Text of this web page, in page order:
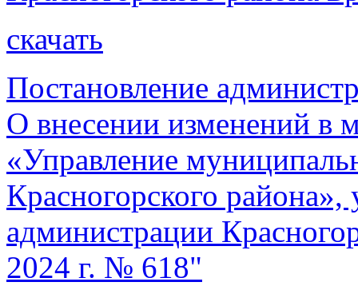
скачать
Постановление
О внесении изменений в
«Управление
Красногорского
администрации
2024 г. № 618"